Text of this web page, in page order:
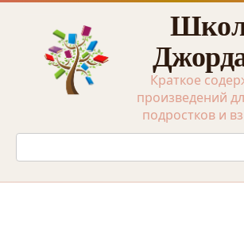
Перейти
Краткое
произведений
подростков и
Поиск: